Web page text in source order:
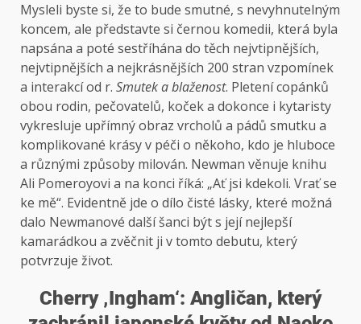
Mysleli byste si, že to bude smutné, s nevyhnutelným
koncem, ale představte si černou komedii, která byla
napsána a poté sestříhána do těch nejvtipnějších,
nejvtipnějších a nejkrásnějších 200 stran vzpomínek
a interakcí od r. Smutek a blaženost. Pletení copánků
obou rodin, pečovatelů, koček a dokonce i kytaristy
vykresluje upřímný obraz vrcholů a pádů smutku a
komplikované krásy v péči o někoho, kdo je hluboce
a různými způsoby milován. Newman věnuje knihu
Ali Pomeroyovi a na konci říká: „Ať jsi kdekoli. Vrať se
ke mě“. Evidentně jde o dílo čisté lásky, které možná
dalo Newmanové další šanci být s její nejlepší
kamarádkou a zvěčnit ji v tomto debutu, který
potvrzuje život.
Cherry ‚Ingham‘: Angličan, který